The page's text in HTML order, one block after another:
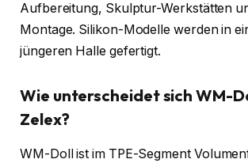
Aufbereitung, Skulptur-Werkstätten
Montage. Silikon-Modelle werden in
jüngeren Halle gefertigt.
Wie unterscheidet sich WM-
Zelex?
WM-Doll ist im TPE-Segment